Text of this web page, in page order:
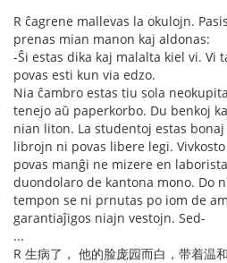
R ĉagrene mallevas la okulojn.
prenas mian manon kaj aldonas:
-Ŝi estas dika kaj malalta kiel vi. Vi
povas esti kun via edzo.
Nia ĉambro estas tiu sola
tenejo aŭ paperkorbo. Du benkoj
nian liton. La studentoj estas
librojn ni povas libere legi.
povas manĝi ne mizere en
duondolaro de kantona mono. Do
tempon se ni prnutas po iom de
garantiaĵigos niajn vestojn. Sed-
...
R 生病了， 他的脸庞园而白，带着温